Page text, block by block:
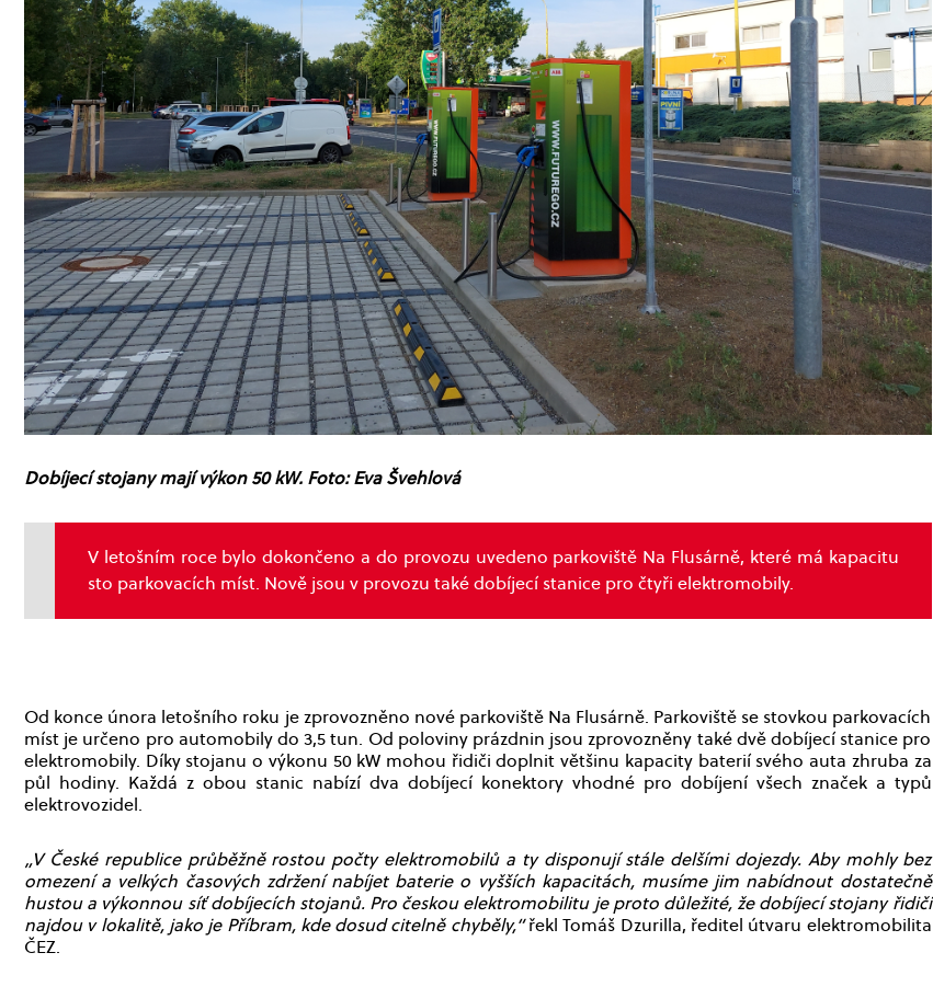
Dobíjecí stojany mají výkon 50 kW. Foto: Eva Švehlová
V letošním roce bylo dokončeno a do provozu uvedeno parkoviště Na Flusárně, které má kapacitu
sto parkovacích míst. Nově jsou v provozu také dobíjecí stanice pro čtyři elektromobily.
Od konce února letošního roku je zprovozněno nové parkoviště Na Flusárně. Parkoviště se stovkou parkovacích
míst je určeno pro automobily do 3,5 tun. Od poloviny prázdnin jsou zprovozněny také dvě dobíjecí stanice pro
elektromobily. Díky stojanu o výkonu 50 kW mohou řidiči doplnit většinu kapacity baterií svého auta zhruba za
půl hodiny. Každá z obou stanic nabízí dva dobíjecí konektory vhodné pro dobíjení všech značek a typů
elektrovozidel.
„V České republice průběžně rostou počty elektromobilů a ty disponují stále delšími dojezdy. Aby mohly bez
omezení a velkých časových zdržení nabíjet baterie o vyšších kapacitách, musíme jim nabídnout dostatečně
hustou a výkonnou síť dobíjecích stojanů. Pro českou elektromobilitu je proto důležité, že dobíjecí stojany řidiči
najdou v lokalitě, jako je Příbram, kde dosud citelně chyběly,“řekl Tomáš Dzurilla, ředitel útvaru elektromobilita
ČEZ.